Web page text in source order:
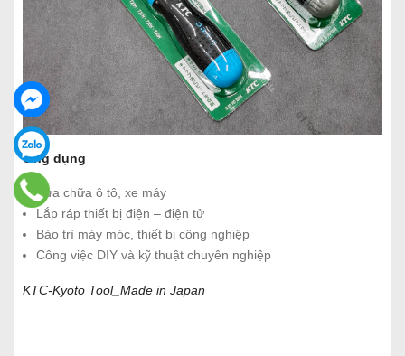
Ứng dụng
Sửa chữa ô tô, xe máy
Lắp ráp thiết bị điện – điện tử
Bảo trì máy móc, thiết bị công nghiệp
Công việc DIY và kỹ thuật chuyên nghiệp
KTC-Kyoto Tool_Made in Japan